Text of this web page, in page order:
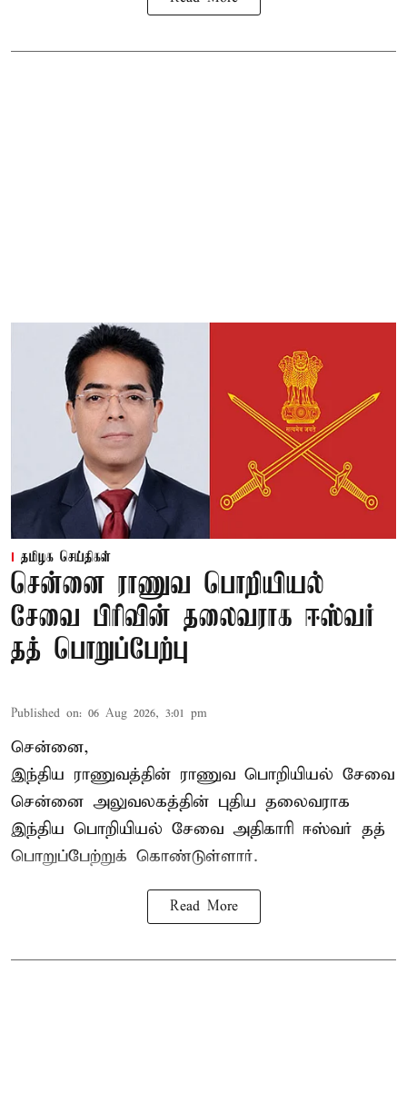
தமிழக செய்திகள்
சென்னை ராணுவ பொறியியல்
சேவை பிரிவின் தலைவராக ஈஸ்வர்
தத் பொறுப்பேற்பு
Published on: 06 Aug 2026, 3:01 pm
சென்னை,
இந்திய ராணுவத்தின் ராணுவ பொறியியல் சேவை
சென்னை அலுவலகத்தின் புதிய தலைவராக
இந்திய பொறியியல் சேவை அதிகாரி ஈஸ்வர் தத்
பொறுப்பேற்றுக் கொண்டுள்ளார்.
Read More